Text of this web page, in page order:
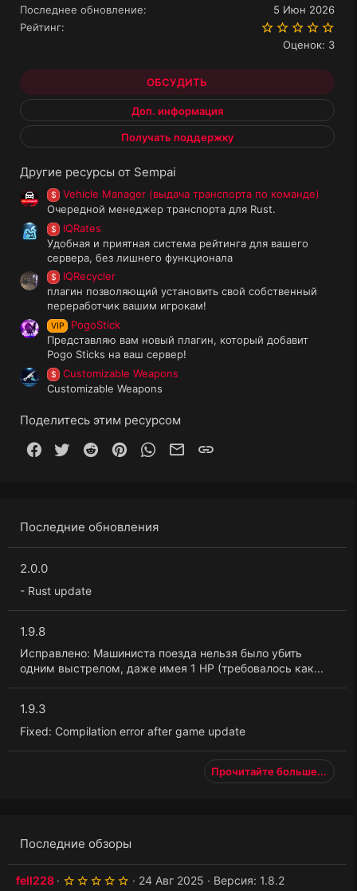
Последнее обновление
5 Июн 2026
Рейтинг
Оценок: 3
ОБСУДИТЬ
Доп. информация
Получать поддержку
Другие ресурсы от Sempai
$
Vehicle Manager (выдача транспорта по команде)
Очередной менеджер транспорта для Rust.
$
IQRates
Удобная и приятная система рейтинга для вашего
сервера, без лишнего функционала
$
IQRecycler
плагин позволяющий установить свой собственный
переработчик вашим игрокам!
VIP
PogoStick
Представляю вам новый плагин, который добавит
Pogo Sticks на ваш сервер!
$
Customizable Weapons
Customizable Weapons
Поделитесь этим ресурсом
Facebook
Twitter Reddit PinterestWhatsAppЭлектронная почта
Последние обновления
2.0.0
- Rust update
1.9.8
Исправлено: Машиниста поезда нельзя было убить
одним выстрелом, даже имея 1 HP (требовалось как...
1.9.3
Fixed: Compilation error after game update
Прочитайте больше...
Последние обзоры
fell228
5 24 Авг 2025
Версия: 1.8.2